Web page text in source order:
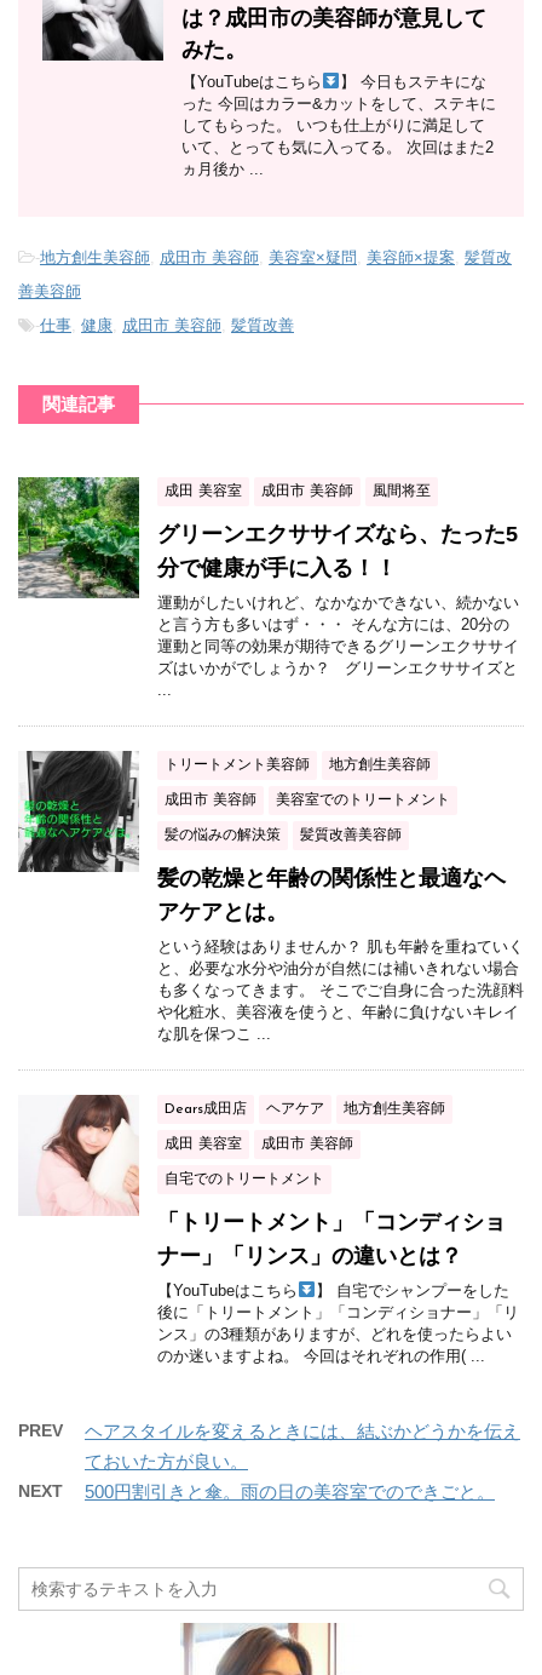
は？成田市の美容師が意見して
みた。
【YouTubeはこちら
】 今日もステキにな
った 今回はカラー&カットをして、ステキに
してもらった。 いつも仕上がりに満足して
いて、とっても気に入ってる。 次回はまた2
ヵ月後か ...
-地方創生美容師 成田市 美容師 美容室×疑問 美容師×提案 髪質改
善美容師
-仕事 健康 成田市 美容師 髪質改善
関連記事
成田 美容室 成田市 美容師 風間将至
グリーンエクササイズなら、たった5
分で健康が手に入る！！
運動がしたいけれど、なかなかできない、続かない
と言う方も多いはず・・・ そんな方には、20分の
運動と同等の効果が期待できるグリーンエクササイ
ズはいかがでしょうか？ グリーンエクササイズと
トリートメント美容師 地方創生美容師
成田市 美容師 美容室でのトリートメント
髪の悩みの解決策 髪質改善美容師
髪の乾燥と年齢の関係性と最適なヘ
アケアとは。
という経験はありませんか？ 肌も年齢を重ねていく
と、必要な水分や油分が自然には補いきれない場合
も多くなってきます。 そこでご自身に合った洗顔料
や化粧水、美容液を使うと、年齢に負けないキレイ
な肌を保つこ ...
Dears成田店 ヘアケア 地方創生美容師
成田 美容室 成田市 美容師
自宅でのトリートメント
「トリートメント」「コンディショ
ナー」「リンス」の違いとは？
【YouTubeはこちら
】 自宅でシャンプーをした
後に「トリートメント」「コンディショナー」「リ
ンス」の3種類がありますが、どれを使ったらよい
のか迷いますよね。 今回はそれぞれの作用( ...
PREV
ヘアスタイルを変えるときには、結ぶかどうかを伝え
ておいた方が良い。
NEXT 500円割引きと傘。雨の日の美容室でのできごと。